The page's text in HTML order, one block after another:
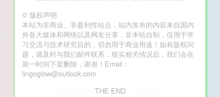
© 版权声明
本站为非商业、非盈利性站点，站内发布的内容来自国内
外各大媒体和网络以及网友分享，非本站自制，仅用于学
习交流与技术研究目的，切勿用于商业用途！如有版权问
题，请及时与我们邮件联系，核实相关情况后，我们会在
第一时间下架删除，谢谢！Email：
lingoglow@outlook.com
THE END